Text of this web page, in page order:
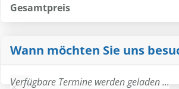
Gesamtpreis
Wann möchten Sie uns
Verfügbare Termine werden geladen ...